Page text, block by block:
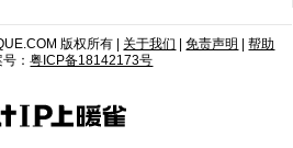
版权所有 | 关于我们 |免责声明 |帮助
号：粤ICP备18142173号